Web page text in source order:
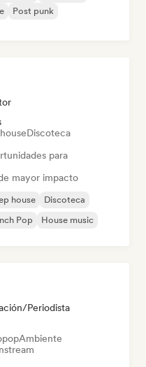
Post punk
Discoteca
para
mayor impacto
house
Discoteca
Pop House music
Periodista
Ambiente